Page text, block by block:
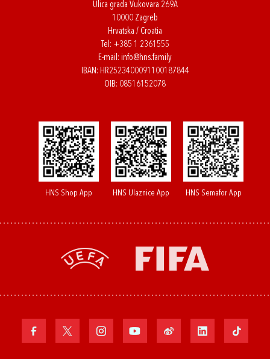
Ulica grada Vukovara 269A
10000 Zagreb
Hrvatska / Croatia
Tel: +385 1 2361555
E-mail: info@hns.family
IBAN: HR2523400091100187844
OIB: 08516152078
HNS Shop App HNS Ulaznice App HNS Semafor App